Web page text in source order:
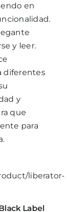
en
y leer.
diferentes
y
que
para
liberator-
Label